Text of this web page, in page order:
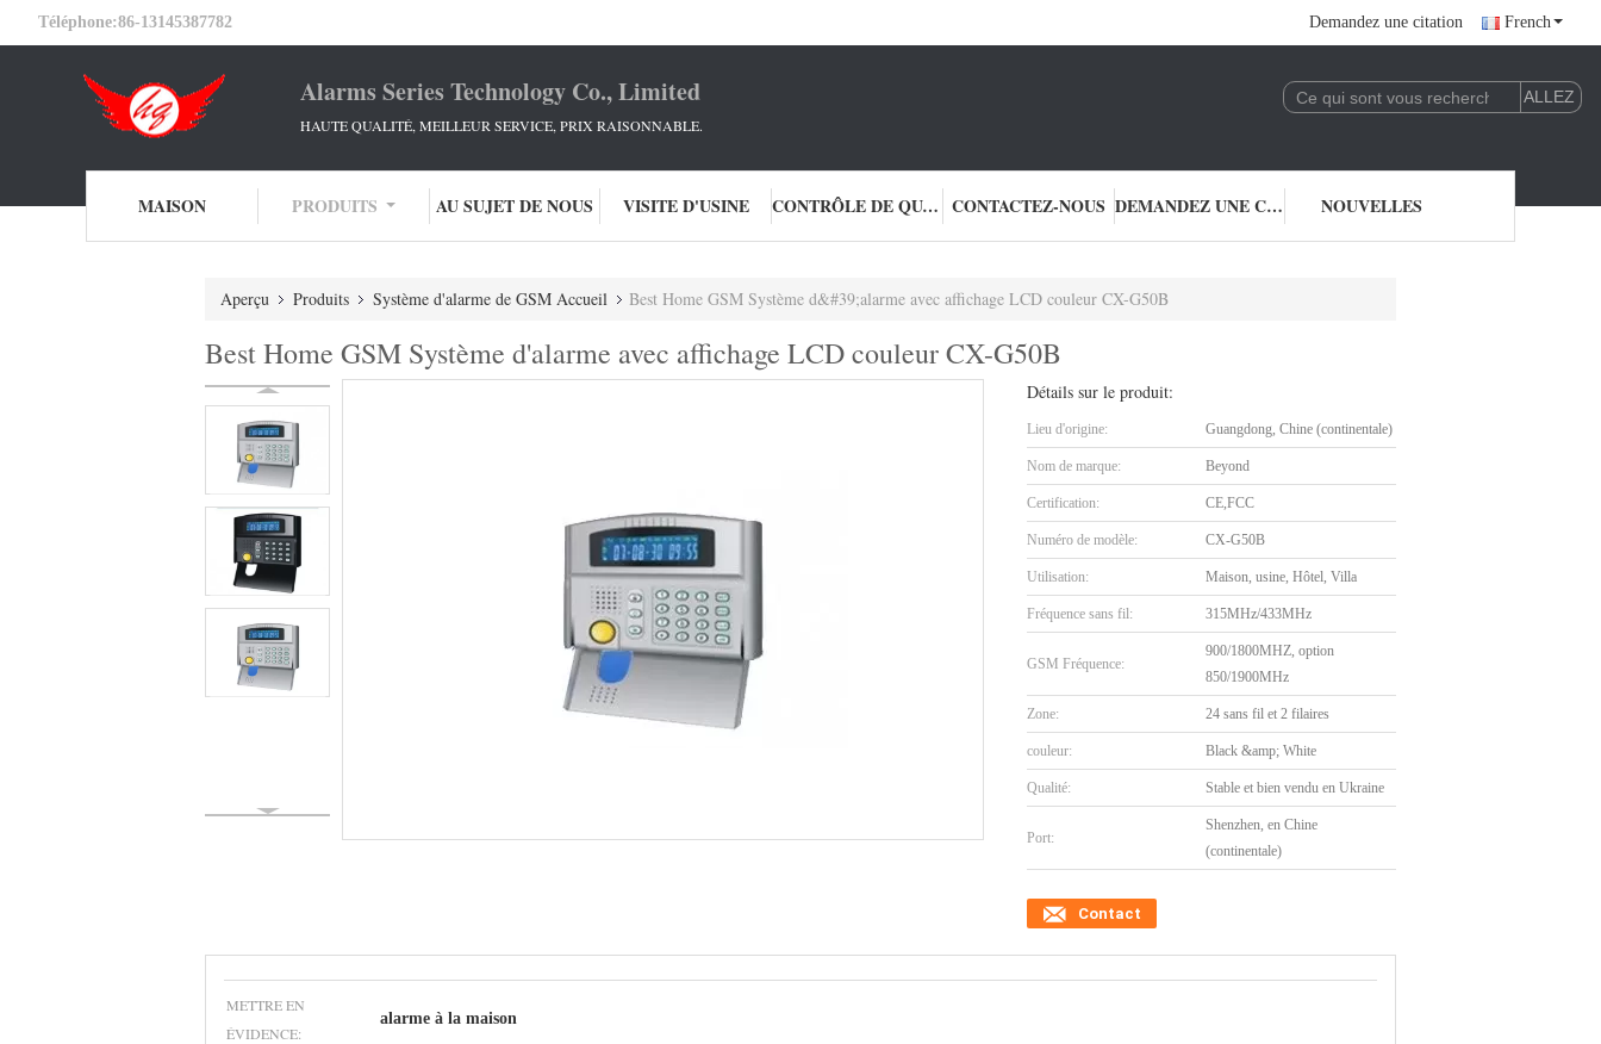
Téléphone:86-13145387782 Demandez une citation French
Alarms Series Technology Co., Limited
HAUTE QUALITÉ, MEILLEUR SERVICE, PRIX RAISONNABLE.
MAISON PRODUITS AU SUJET DE NOUS VISITE D'USINE CONTRÔLE DE QUALITÉ CONTACTEZ-NOUS DEMANDEZ UNE CITATION NOUVELLES
Aperçu Produits Système d'alarme de GSM Accueil Best Home GSM Système d&#39;alarme avec affichage LCD couleur CX-G50B
Best Home GSM Système d'alarme avec affichage LCD couleur CX-G50B
Détails sur le produit:
Lieu d'origine: Guangdong, Chine (continentale)
Nom de marque: Beyond
Certification: CE,FCC
Numéro de modèle: CX-G50B
Utilisation: Maison, usine, Hôtel, Villa
Fréquence sans fil: 315MHz/433MHz
GSM Fréquence:
900/1800MHZ, option
850/1900MHz
Zone: 24 sans fil et 2 filaires
couleur: Black &amp; White
Qualité: Stable et bien vendu en Ukraine
Port:
Shenzhen, en Chine
(continentale)
Contact
METTRE EN
ÉVIDENCE:
alarme à la maison